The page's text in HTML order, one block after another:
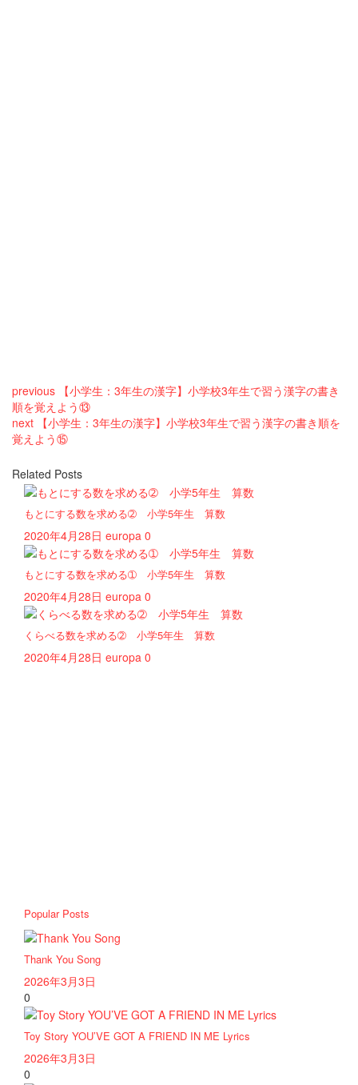
previous 【小学生：3年生の漢字】小学校3年生で習う漢字の書き
順を覚えよう⑬
next 【小学生：3年生の漢字】小学校3年生で習う漢字の書き順を
覚えよう⑮
Related Posts
もとにする数を求める➁ 小学5年生 算数
2020年4月28日 europa 0
もとにする数を求める➀ 小学5年生 算数
2020年4月28日 europa 0
くらべる数を求める➁ 小学5年生 算数
2020年4月28日 europa 0
Popular Posts
Thank You Song
2026年3月3日
0
Toy Story YOU’VE GOT A FRIEND IN ME Lyrics
2026年3月3日
0